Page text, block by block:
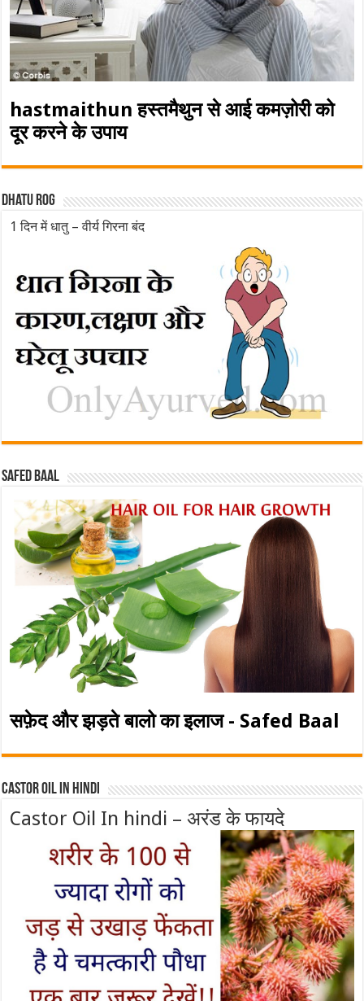
hastmaithun हस्तमैथुन से आई कमज़ोरी को
दूर करने के उपाय
Dhatu rog
1 दिन में धातु – वीर्य गिरना बंद
Safed baal
सफ़ेद और झड़ते बालो का इलाज - Safed Baal
Castor Oil In Hindi
Castor Oil In hindi – अरंड के फायदे